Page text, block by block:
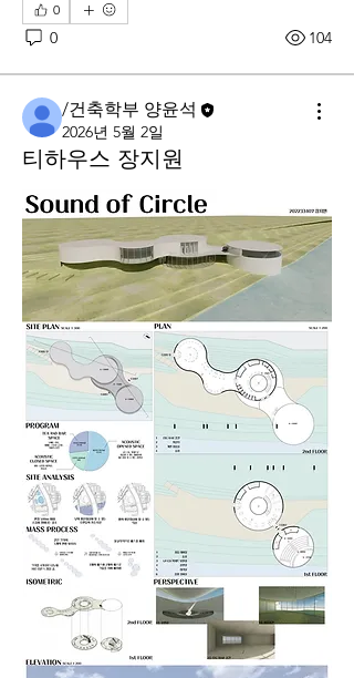
0
0 104
/건축학부 양윤석
2026년 5월 2일
티하우스 장지원